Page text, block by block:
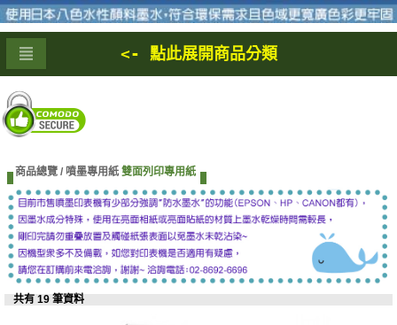
<- 點此展開商品分類
商品總覽 / 噴墨專用紙 雙面列印專用紙
共有 19 筆資料